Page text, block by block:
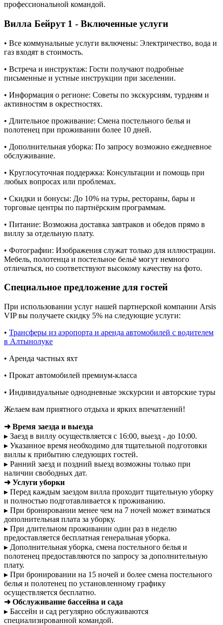
профессиональной командой.
Вилла Бейрут 1 - Включенные услуги
• Все коммунальные услуги включены: Электричество, вода и
газ входят в стоимость.
• Встреча и инструктаж: Гости получают подробные
письменные и устные инструкции при заселении.
• Информация о регионе: Советы по экскурсиям, турдням и
активностям в окрестностях.
• Длительное проживание: Смена постельного белья и
полотенец при проживании более 10 дней.
• Дополнительная уборка: По запросу возможно ежедневное
обслуживание.
• Круглосуточная поддержка: Консультации и помощь при
любых вопросах или проблемах.
• Скидки и бонусы: До 10% на туры, рестораны, бары и
торговые центры по партнёрским программам.
• Питание: Возможна доставка завтраков и обедов прямо в
виллу за отдельную плату.
• Фотографии: Изображения служат только для иллюстрации.
Мебель, полотенца и постельное бельё могут немного
отличаться, но соответствуют высокому качеству на фото.
Специальное предложение для гостей
При использовании услуг нашей партнерской компании Arsis
VIP вы получаете скидку 5% на следующие услуги:
• Трансферы из аэропорта и аренда автомобилей с водителем
в Алтынолуке
• Аренда частных яхт
• Прокат автомобилей премиум-класса
• Индивидуальные однодневные экскурсии и авторские туры
Желаем вам приятного отдыха и ярких впечатлений!
➜ Время заезда и выезда
▸ Заезд в виллу осуществляется с 16:00, выезд - до 10:00.
▸ Указанное время необходимо для тщательной подготовки
виллы к прибытию следующих гостей.
▸ Ранний заезд и поздний выезд возможны только при
наличии свободных дат.
➜ Услуги уборки
▸ Перед каждым заездом вилла проходит тщательную уборку
и полностью подготавливается к проживанию.
▸ При бронировании менее чем на 7 ночей может взиматься
дополнительная плата за уборку.
▸ При длительном проживании один раз в неделю
предоставляется бесплатная генеральная уборка.
▸ Дополнительная уборка, смена постельного белья и
полотенец предоставляются по запросу за дополнительную
плату.
▸ При бронировании на 15 ночей и более смена постельного
белья и полотенец по установленному графику
осуществляется бесплатно.
➜ Обслуживание бассейна и сада
▸ Бассейн и сад регулярно обслуживаются
специализированной командой.